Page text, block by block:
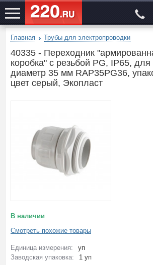
ЭЛЕКТРОСАЙТ№1
Главная Трубы для электропроводки
40335 - Переходник
коробка" с резьбой PG, IP65, для
диаметр 35 мм RAP35PG36,
цвет серый, Экопласт
В наличии
Смотреть похожие товары
Единица измерения:
уп
Заводская упаковка:
1 уп